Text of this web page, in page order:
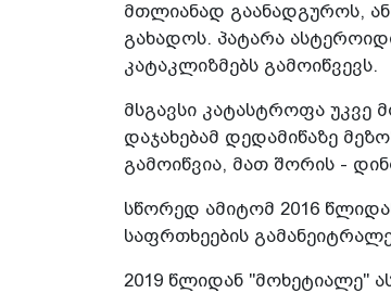
მთლიანად გაანადგუროს,
გახადოს. პატარა
კატაკლიზმებს გამოიწვევს.
მსგავსი კატასტროფა უკვე
დაჯახებამ დედამიწაზე
გამოიწვია, მათ შორის -
სწორედ ამიტომ 2016
საფრთხეების
2019 წლიდან "მოხეტიალე"